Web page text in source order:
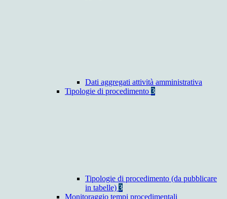
Dati aggregati attività amministrativa
Tipologie di procedimento 3
Tipologie di procedimento (da pubblicare
in tabelle) 3
Monitoraggio tempi procedimentali